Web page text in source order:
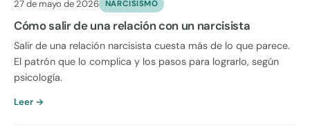
27 de mayo de 2026 NARCISISMO
Cómo salir de una relación con un narcisista
Salir de una relación narcisista cuesta más de lo que parece.
El patrón que lo complica y los pasos para lograrlo, según
psicología.
Leer →